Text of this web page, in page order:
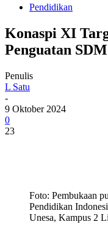
Pendidikan
Konaspi XI
Penguatan
Penulis
L Satu
-
9 Oktober 2024
0
23
Foto: Pembukaan
Pendidikan
Unesa, Kampus 2